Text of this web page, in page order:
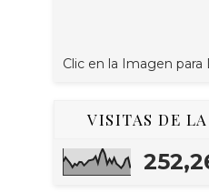
Clic en la Imagen para
VISITAS DE